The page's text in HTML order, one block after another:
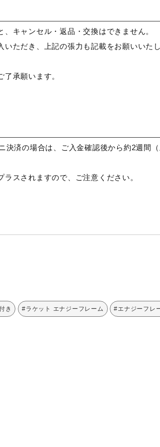
キャンセル・返品・交換はできません。
ただき、上記の張力も記載をお願いいたし
承願います。
済の場合は、ご入金確認後から約2週間
スされますので、ご注意ください。
き #ラケット エナジーフレーム #エナジーフレ